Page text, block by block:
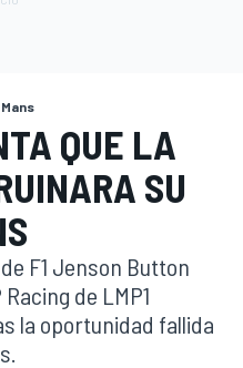
QUE LA
SU
F1 Jenson Button
de LMP1
la oportunidad fallida